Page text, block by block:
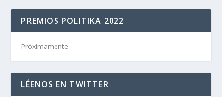
PREMIOS POLITIKA 2022
Próximamente
LÉENOS EN TWITTER